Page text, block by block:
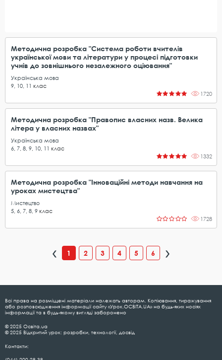
Методична розробка "Система роботи вчителів
української мови та літератури у процесі підготовки
учнів до зовнішнього незалежного оціювання"
Українська мова
9 10 11 клас
1720
Методична розробка "Правопис власних назв. Велика
літера у власних назвах"
Українська мова
6 7 8 9 10 11 клас
1332
Методична розробка "Інноваційні методи навчання на
уроках мистецтва"
Мистецтво
5 6 7 8 9 клас
1728
1 2 3 4 5 6
Всі права на розміщені матеріали належать авторам. Копіювання, тиражування
або розповсюдження інформації сайту «Урок.ОСВІТА.UA» на будь-яких носіях
інформації та в будь-якому вигляді заборонено
© 2025 Освіта.ua
© 2025 Відкритий урок: розробки, технології, досвід
Контакти: